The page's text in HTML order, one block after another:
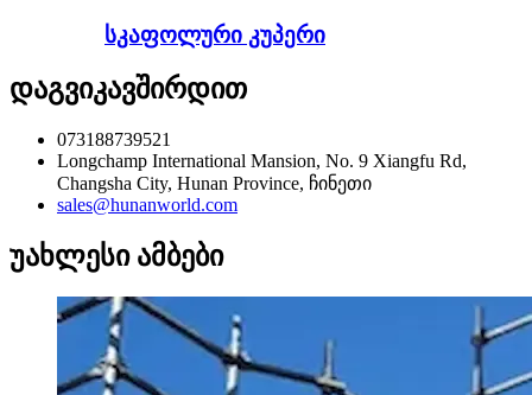
სკაფოლური კუპერი
დაგვიკავშირდით
073188739521
Longchamp International Mansion, No. 9 Xiangfu Rd,
Changsha City, Hunan Province, ჩინეთი
sales@hunanworld.com
უახლესი ამბები